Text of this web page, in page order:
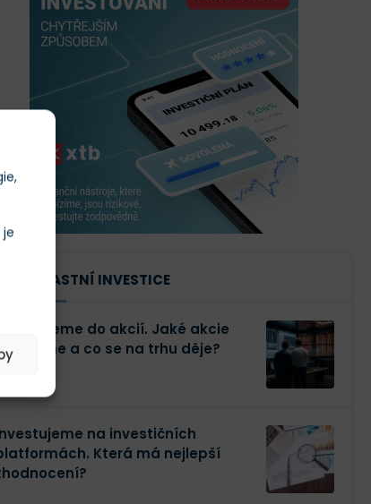
NAŠE VLASTNÍ INVESTICE
Investujeme do akcií. Jaké akcie
a co se na trhu děje?
na investičních
Která má nejlepší